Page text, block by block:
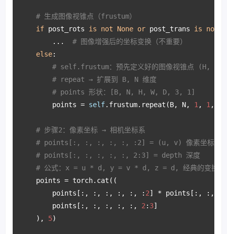
# 生成图像视锥点（frustum）
if post_rots is not None or post_trans is not
        ...
# 图像增强后的坐标变换（不重要）
else:
# self.frustum：预先定义好的图像视锥点 (H,
# repeat → 扩展到 B, N 维度
# points 形状：[B, N, H, W, D, 3, 1]
        points =
self.frustum.repeat(B, N, 1 , 1 ,
# 步骤2：像素坐标 → 相机坐标系
# points[:, :, :, :, :, :2] = (u, v) 像素坐标
# points[:, :, :, :, :, 2:3] = depth 深度
# 公式：x = u * d, y = v * d, z = d, 经典的变换
    points = torch.cat((
        points[:, :, :, :, :, :
2] * points[:, :,
        points[:, :, :, :, :,
2 : 3]
    ),
5)